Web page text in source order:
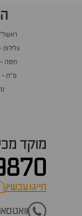
ראשל״צ -
חיפה -
פ״ת - דרך
מוקד
חייגו עכשיו
וואטסאפ - 054-